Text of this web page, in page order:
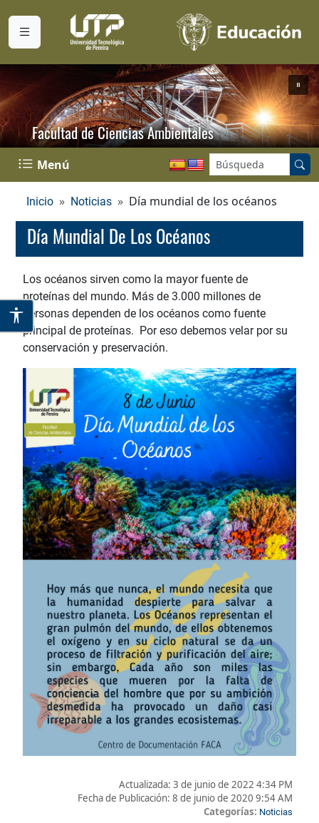
Facultad de Ciencias Ambientales
Menú Buscar en el sitio:
Inicio Noticias Día mundial de los océanos
Día Mundial De Los Océanos
Los océanos sirven como la mayor fuente de
proteínas del mundo. Más de 3.000 millones de
personas dependen de los océanos como fuente
principal de proteínas. Por eso debemos velar por su
conservación y preservación.
Actualizada: 3 de junio de 2022 4:34 PM
Fecha de Publicación: 8 de junio de 2020 9:54 AM
Categorías: Noticias